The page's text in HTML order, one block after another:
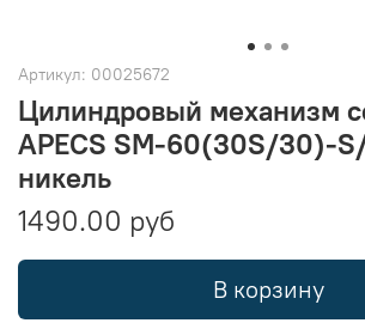
Артикул: 00025672
Цилиндровый механизм
APECS SM-60(30S/30)-
никель
1490.00 руб
В корзину